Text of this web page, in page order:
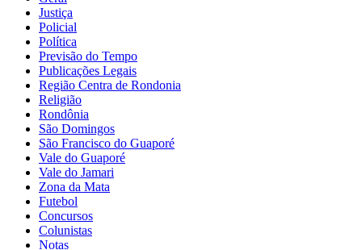
Justiça
Policial
Política
Previsão do Tempo
Publicações Legais
Região Centra de Rondonia
Religião
Rondônia
São Domingos
São Francisco do Guaporé
Vale do Guaporé
Vale do Jamari
Zona da Mata
Futebol
Concursos
Colunistas
Notas